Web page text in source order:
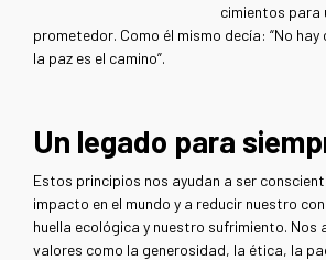
cimientos para
prometedor. Como él mismo decía: “No
la paz es el camino”.
Un legado para
Estos principios nos ayudan a ser
impacto en el mundo y a reducir nuestro
huella ecológica y nuestro sufrimiento. Nos
valores como la generosidad, la ética, la